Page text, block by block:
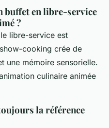
buffet en libre-service
?
libre-service est
cooking crée de
une mémoire sensorielle.
culinaire animée
la référence